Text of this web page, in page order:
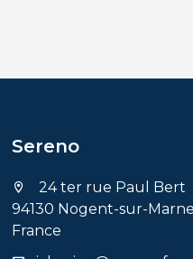
Sereno
24 ter rue Paul Bert
94130 Nogent-sur-Marne
France